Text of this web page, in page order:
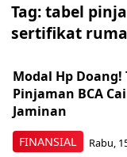
Tag:tabel
sertifikat
FINANSIAL
Modal Hp
Pinjaman BCA
Jaminan
Rabu,